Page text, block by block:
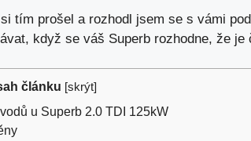
tím prošel a rozhodl jsem se s vámi
když se váš Superb rozhodne, že
článku [skrýt]
u Superb 2.0 TDI 125kW